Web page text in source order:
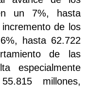
un 7%, hasta
de los
hasta 62.722
de las
especialmente
millones,